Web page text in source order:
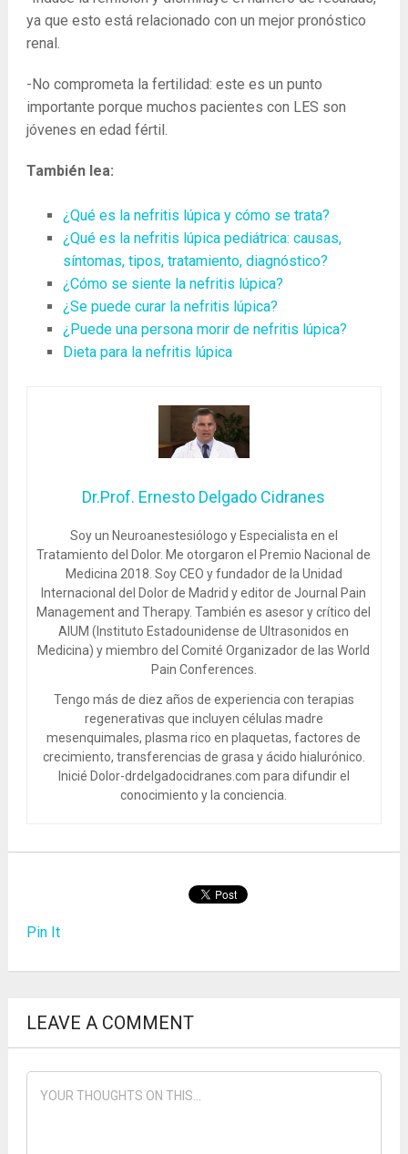
ya que esto está relacionado con un mejor pronóstico
renal.
-No comprometa la fertilidad: este es un punto
importante porque muchos pacientes con LES son
jóvenes en edad fértil.
También lea:
¿Qué es la nefritis lúpica y cómo se trata?
¿Qué es la nefritis lúpica pediátrica: causas,
síntomas, tipos, tratamiento, diagnóstico?
¿Cómo se siente la nefritis lúpica?
¿Se puede curar la nefritis lúpica?
¿Puede una persona morir de nefritis lúpica?
Dieta para la nefritis lúpica
Dr.Prof. Ernesto Delgado Cidranes
Soy un Neuroanestesiólogo y Especialista en el
Tratamiento del Dolor. Me otorgaron el Premio Nacional de
Medicina 2018. Soy CEO y fundador de la Unidad
Internacional del Dolor de Madrid y editor de Journal Pain
Management and Therapy. También es asesor y crítico del
AIUM (Instituto Estadounidense de Ultrasonidos en
Medicina) y miembro del Comité Organizador de las World
Pain Conferences.
Tengo más de diez años de experiencia con terapias
regenerativas que incluyen células madre
mesenquimales, plasma rico en plaquetas, factores de
crecimiento, transferencias de grasa y ácido hialurónico.
Inicié Dolor-drdelgadocidranes.com para difundir el
conocimiento y la conciencia.
Pin It
LEAVE A COMMENT